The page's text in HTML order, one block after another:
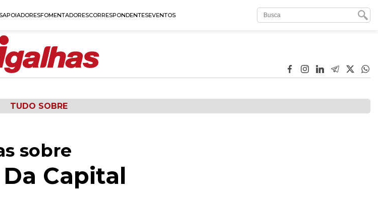
APOIADORESFOMENTADORESCORRESPONDENTESEVENTOS
TUDO SOBRE
sobre
Capital